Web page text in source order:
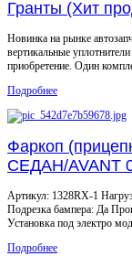
Гранты (Хит
Новинка на рынке
вертикальные
приобретение. Один
Подробнее
Фаркоп
СЕДАН/AVANT
Артикул: 1328RX-1
Подрезка бампера: Да
Установка под электро
Подробнее